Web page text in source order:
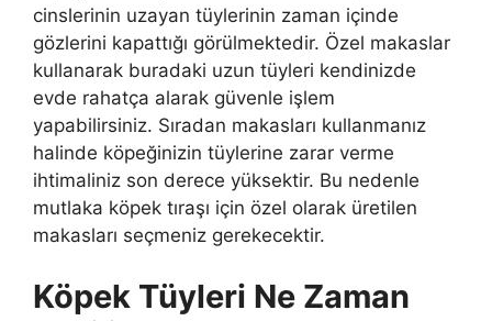
cinslerinin uzayan tüylerinin zaman içinde
gözlerini kapattığı görülmektedir. Özel makaslar
kullanarak buradaki uzun tüyleri kendinizde
evde rahatça alarak güvenle işlem
yapabilirsiniz. Sıradan makasları kullanmanız
halinde köpeğinizin tüylerine zarar verme
ihtimaliniz son derece yüksektir. Bu nedenle
mutlaka köpek tıraşı için özel olarak üretilen
makasları seçmeniz gerekecektir.
Köpek Tüyleri Ne Zaman